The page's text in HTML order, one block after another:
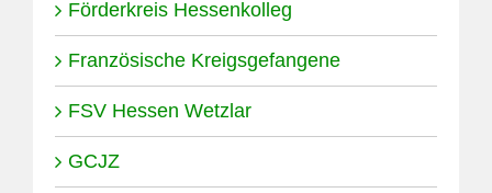
Förderkreis Hessenkolleg
Französische Kreigsgefangene
FSV Hessen Wetzlar
GCJZ